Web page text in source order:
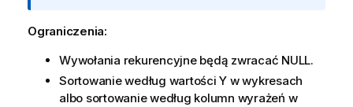
a
Ograniczenia:
Wywołania rekurencyjne będą zwracać NULL.
Sortowanie według wartości Y w wykresach
albo sortowanie według kolumn wyrażeń w